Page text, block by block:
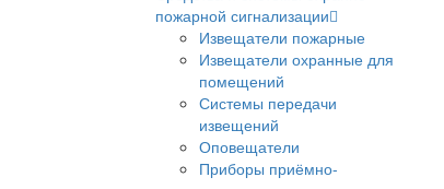
пожарной сигнализации
Извещатели пожарные
Извещатели охранные для
помещений
Системы передачи
извещений
Оповещатели
Приборы приёмно-